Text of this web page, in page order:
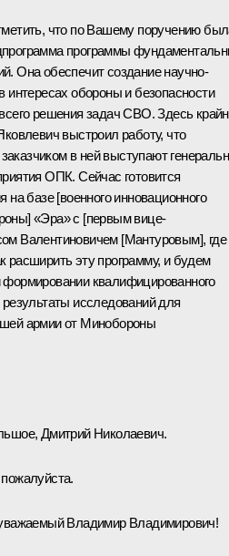
что по Вашему поручению
программы
Она обеспечит создание научно-
интересах обороны и безопасности
решения задач СВО. Здесь
выстроил работу, что
в ней выступают
ОПК. Сейчас готовится
на базе [военного инновационного
«Эра» с [первым вице-
Валентиновичем [Мантуровым], где
эту программу, и будем
квалифицированного
результаты исследований для
армии от Минобороны
Дмитрий Николаевич.
Владимир Владимирович!